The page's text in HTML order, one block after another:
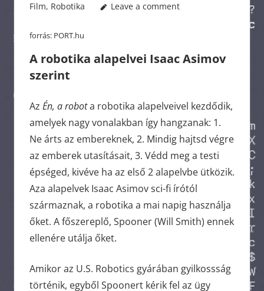
Film, Robotika Leave a comment
forrás: PORT.hu
A robotika alapelvei Isaac Asimov
szerint
Az Én, a robota robotika alapelveivel kezdődik,
amelyek nagy vonalakban így hangzanak: 1.
Ne árts az embereknek, 2. Mindig hajtsd végre
az emberek utasításait, 3. Védd meg a testi
épséged, kivéve ha az első 2 alapelvbe ütközik.
Aza alapelvek Isaac Asimov sci-fi írótól
származnak, a robotika a mai napig használja
őket. A főszereplő, Spooner (Will Smith) ennek
ellenére utálja őket.
Amikor az U.S. Robotics gyárában gyilkossság
történik, egyből Spoonert kérik fel az ügy